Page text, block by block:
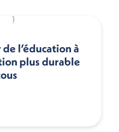
de l’éducation à
plus durable